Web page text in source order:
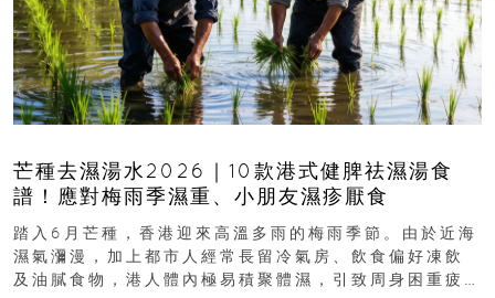
芒種去濕湯水2026｜10款港式健脾祛濕湯食
譜！應對梅雨季濕重、小朋友濕疹厭食
踏入6月芒種，香港迎來高溫多雨的梅雨季節。由於近海
濕氣瀰漫，加上都市人經常長留冷氣房、飲食偏好凍飲
及油膩食物，港人體內極易積聚體濕，引致周身困重疲